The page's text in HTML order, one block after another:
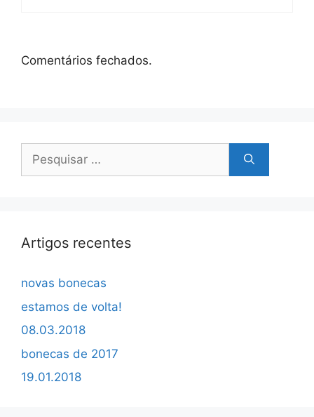
Comentários fechados.
Pesquisar
Artigos recentes
novas bonecas
estamos de volta!
08.03.2018
bonecas de 2017
19.01.2018